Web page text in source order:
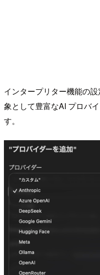
インタープリター機能の
象として豊富なAI プロバ
す。